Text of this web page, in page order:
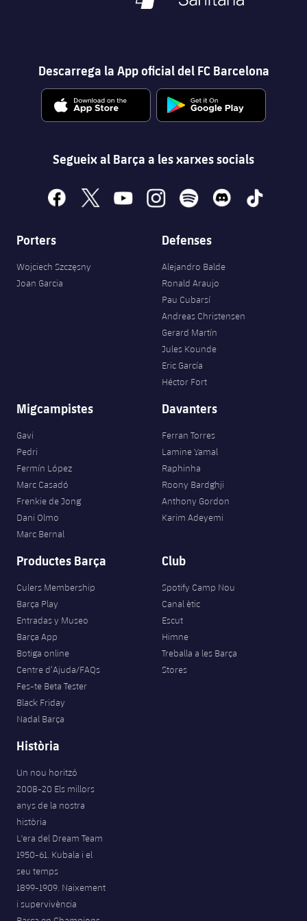
Descarrega la App oficial del FC Barcelona
Segueix al Barça a les xarxes socials
facebook
x youtubeinstagramspotify discord tiktok
Porters
Wojciech Szczęsny
Joan Garcia
Defenses
Alejandro Balde
Ronald Araujo
Pau Cubarsí
Andreas Christensen
Gerard Martín
Jules Kounde
Eric García
Héctor Fort
Migcampistes
Gavi
Pedri
Fermín López
Marc Casadó
Frenkie de Jong
Dani Olmo
Marc Bernal
Davanters
Ferran Torres
Lamine Yamal
Raphinha
Roony Bardghji
Anthony Gordon
Karim Adeyemi
Productes Barça
Culers Membership
Barça Play
Entradas y Museo
Barça App
Botiga online
Centre d’Ajuda/FAQs
Fes-te Beta Tester
Black Friday
Nadal Barça
Club
Spotify Camp Nou
Canal ètic
Escut
Himne
Treballa a les Barça
Stores
Història
Un nou horitzó
2008-20 Els millors
anys de la nostra
història
L'era del Dream Team
1950-61. Kubala i el
seu temps
1899-1909. Naixement
i supervivència